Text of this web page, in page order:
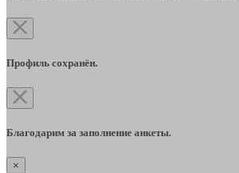
Профиль сохранён.
Благодарим за заполнение анкеты.
×